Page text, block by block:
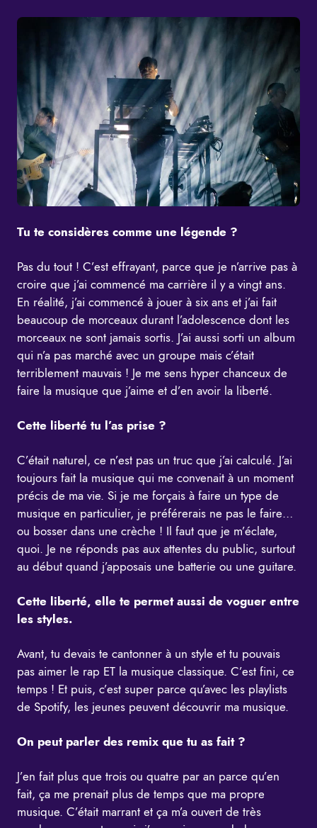
Tu te considères comme une légende ?
Pas du tout ! C’est effrayant, parce que je n’arrive pas à
croire que j’ai commencé ma carrière il y a vingt ans.
En réalité, j’ai commencé à jouer à six ans et j’ai fait
beaucoup de morceaux durant l’adolescence dont les
morceaux ne sont jamais sortis. J’ai aussi sorti un album
qui n’a pas marché avec un groupe mais c’était
terriblement mauvais ! Je me sens hyper chanceux de
faire la musique que j’aime et d’en avoir la liberté.
Cette liberté tu l’as prise ?
C’était naturel, ce n’est pas un truc que j’ai calculé. J’ai
toujours fait la musique qui me convenait à un moment
précis de ma vie. Si je me forçais à faire un type de
musique en particulier, je préférerais ne pas le faire…
ou bosser dans une crèche ! Il faut que je m’éclate,
quoi. Je ne réponds pas aux attentes du public, surtout
au début quand j’apposais une batterie ou une guitare.
Cette liberté, elle te permet aussi de voguer entre
les styles.
Avant, tu devais te cantonner à un style et tu pouvais
pas aimer le rap ET la musique classique. C’est fini, ce
temps ! Et puis, c’est super parce qu’avec les playlists
de Spotify, les jeunes peuvent découvrir ma musique.
On peut parler des remix que tu as fait ?
J’en fait plus que trois ou quatre par an parce qu’en
fait, ça me prenait plus de temps que ma propre
musique. C’était marrant et ça m’a ouvert de très